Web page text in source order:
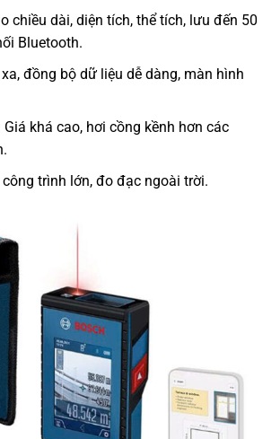
chiều dài, diện tích, thể tích, lưu đến 50
Bluetooth.
đồng bộ dữ liệu dễ dàng, màn hình
khá cao, hơi cồng kềnh hơn các
trình lớn, đo đạc ngoài trời.